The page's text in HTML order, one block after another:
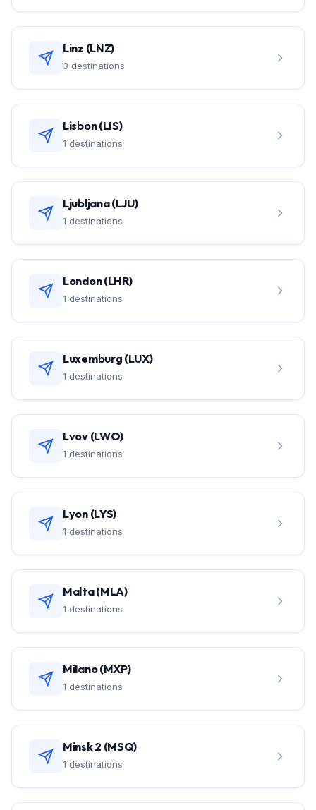
Linz (LNZ)
3 destinations
Lisbon (LIS)
1 destinations
Ljubljana (LJU)
1 destinations
London (LHR)
1 destinations
Luxemburg (LUX)
1 destinations
Lvov (LWO)
1 destinations
Lyon (LYS)
1 destinations
Malta (MLA)
1 destinations
Milano (MXP)
1 destinations
Minsk 2 (MSQ)
1 destinations